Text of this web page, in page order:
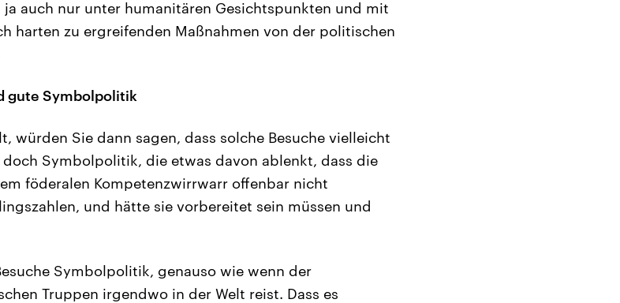
auch nur unter humanitären Gesichtspunkten und mit
harten zu ergreifenden Maßnahmen von der politischen
gute Symbolpolitik
würden Sie dann sagen, dass solche Besuche vielleicht
Symbolpolitik, die etwas davon ablenkt, dass die
föderalen Kompetenzwirrwarr offenbar nicht
und hätte sie vorbereitet sein müssen und
Symbolpolitik, genauso wie wenn der
Truppen irgendwo in der Welt reist. Dass es